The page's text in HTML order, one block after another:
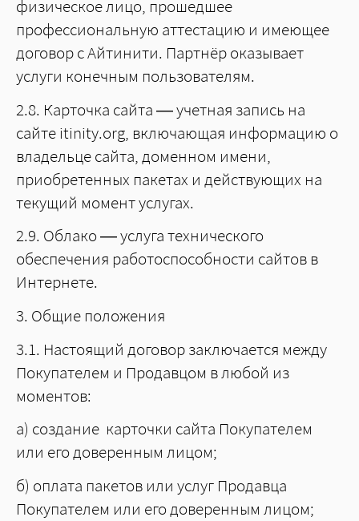
физическое лицо, прошедшее
профессиональную аттестацию и имеющее
договор с Айтинити. Партнёр оказывает
услуги конечным пользователям.
2.8. Карточка сайта — учетная запись на
сайте itinity.org, включающая информацию о
владельце сайта, доменном имени,
приобретенных пакетах и действующих на
текущий момент услугах.
2.9. Облако — услуга технического
обеспечения работоспособности сайтов в
Интернете.
3. Общие положения
3.1. Настоящий договор заключается между
Покупателем и Продавцом в любой из
моментов:
а) создание карточки сайта Покупателем
или его доверенным лицом;
б) оплата пакетов или услуг Продавца
Покупателем или его доверенным лицом;